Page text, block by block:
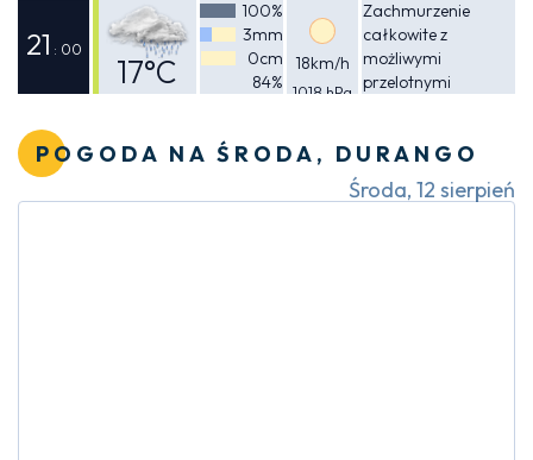
Odczuwalna
24°C
21 : 00
17°C
100%
3mm
0cm
84%
18km/h
1018 hPa
Zachmurzenie
całkowite z
możliwymi
przelotnymi
POGODA NA ŚRODA, DURANGO
Środa, 12 sierpień